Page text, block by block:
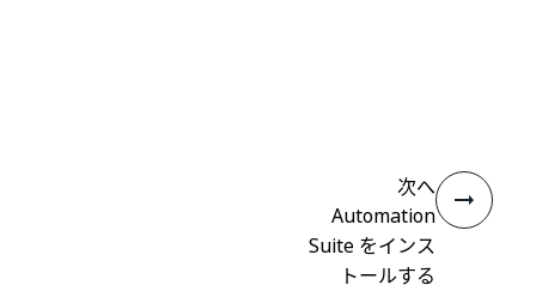
次へ
Automation
Suite をインス
トールする